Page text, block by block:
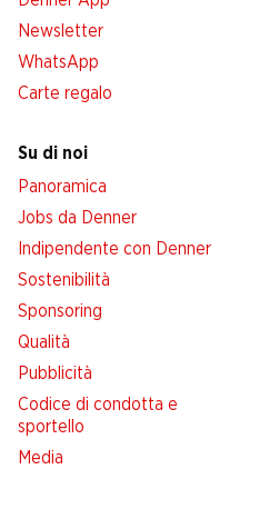
Newsletter
WhatsApp
Carte regalo
Su di noi
Panoramica
Jobs da Denner
Indipendente con Denner
Sostenibilità
Sponsoring
Qualità
Pubblicità
Codice di condotta e
sportello
Media